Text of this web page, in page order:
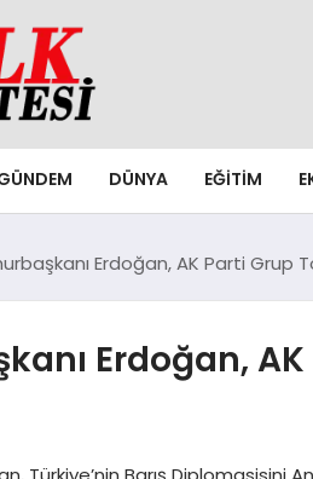
DÜNYA EĞITIM
Erdoğan, AK Parti Grup
Erdoğan, AK